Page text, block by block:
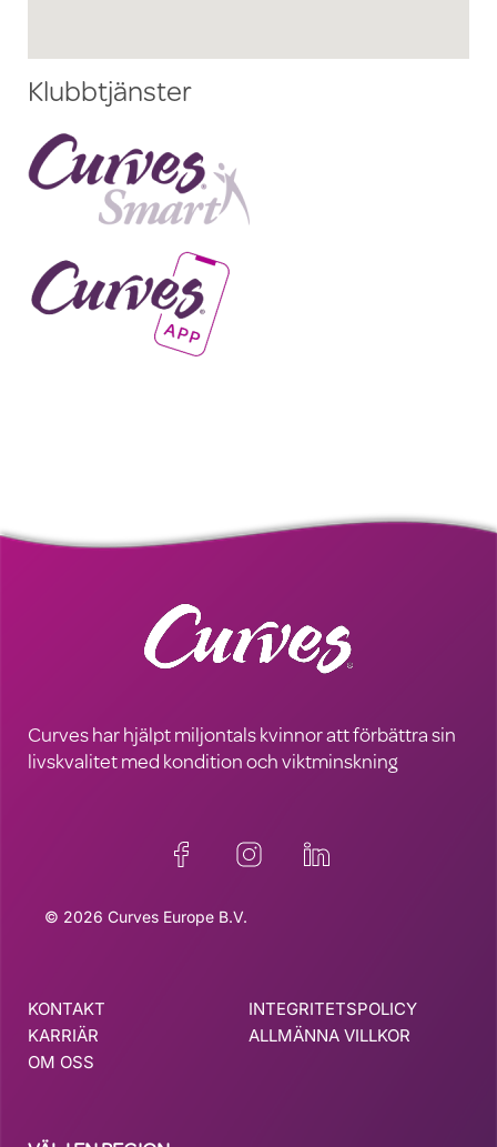
Klubbtjänster
Curves har hjälpt miljontals kvinnor att förbättra sin
livskvalitet med kondition och viktminskning
© 2026 Curves Europe B.V.
KONTAKT
KARRIÄR
OM OSS
INTEGRITETSPOLICY
ALLMÄNNA VILLKOR